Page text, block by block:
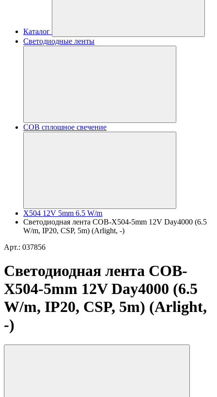
Каталог
Светодиодные ленты
COB сплошное свечение
X504 12V 5mm 6.5 W/m
Светодиодная лента COB-X504-5mm 12V Day4000 (6.5
W/m, IP20, CSP, 5m) (Arlight, -)
Арт.: 037856
Светодиодная лента COB-
X504-5mm 12V Day4000 (6.5
W/m, IP20, CSP, 5m) (Arlight,
-)